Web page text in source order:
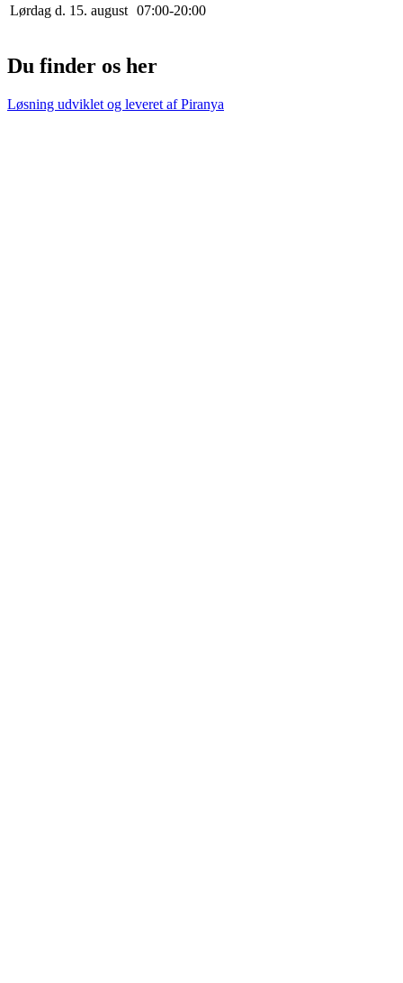
Lørdag d. 15. august 07:00-20:00
Du finder os her
Løsning udviklet og leveret afPiranya